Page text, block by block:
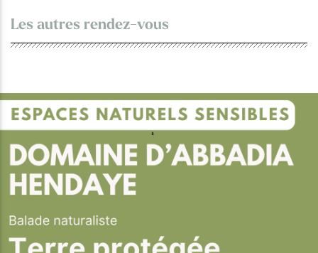
Les autres rendez-vous